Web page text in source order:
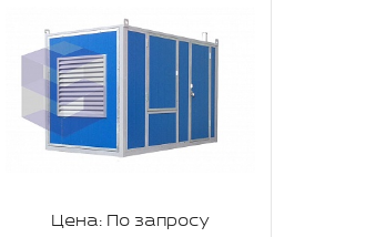
Цена: По запросу